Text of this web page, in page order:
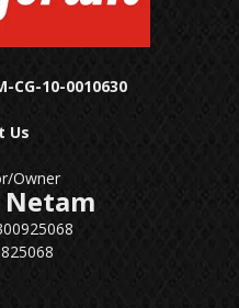
CG-10-0010630
Us
Owner